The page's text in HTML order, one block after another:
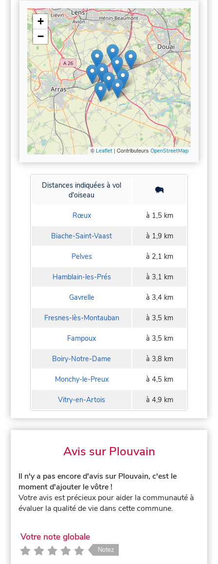
+
−
© Leaflet| Contributeurs OpenStreetMap
Distances indiquées à vol
d'oiseau
Rœux à 1,5 km
Biache-Saint-Vaast à 1,9 km
Pelves à 2,1 km
Hamblain-les-Prés à 3,1 km
Gavrelle à 3,4 km
Fresnes-lès-Montauban à 3,5 km
Fampoux à 3,5 km
Boiry-Notre-Dame à 3,8 km
Monchy-le-Preux à 4,5 km
Vitry-en-Artois à 4,9 km
Avis sur Plouvain
Il n'y a pas encore d'avis sur Plouvain, c'est le
moment d'ajouter le vôtre !
Votre avis est précieux pour aider la communauté à
évaluer la qualité de vie dans cette commune.
Votre note globale
Notez